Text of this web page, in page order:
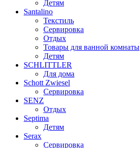
Детям
Santalino
Текстиль
Сервировка
Отдых
Товары для ванной комнаты
Детям
SCHLITTLER
Для дома
Schott Zwiesel
Сервировка
SENZ
Отдых
Septima
Детям
Serax
Сервировка